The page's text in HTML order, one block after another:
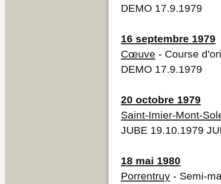
DEMO 17.9.1979
16 septembre 1979
Cœuve - Course
DEMO 17.9.1979
20 octobre 1979
Saint-Imier-Mont-
JUBE 19.10.1979
18 mai 1980
Porrentruy - Semi-